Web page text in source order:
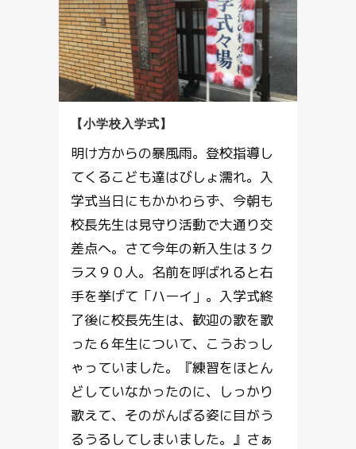
【小学校入学式】
明け方からの暴風雨。登校指導し
てくるこども達はびしょ濡れ。入
学式当日にもかかわらず、今朝も
校長先生は見守り活動で大通り交
差点へ。さて今年の新入生は３ク
ラス９０人。名前を呼ばれると右
手を挙げて「ハーイ」。入学式終
了後に校長先生は、歓迎の歌を歌
った６年生について、こうおっし
ゃっていました。『練習をほとん
どしていなかったのに、しっかり
歌えて、そのがんばる姿に目がう
るうるしてしまいました。』さぁ